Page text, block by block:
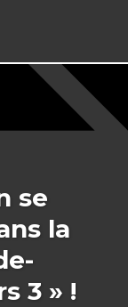
se
la
3 » !